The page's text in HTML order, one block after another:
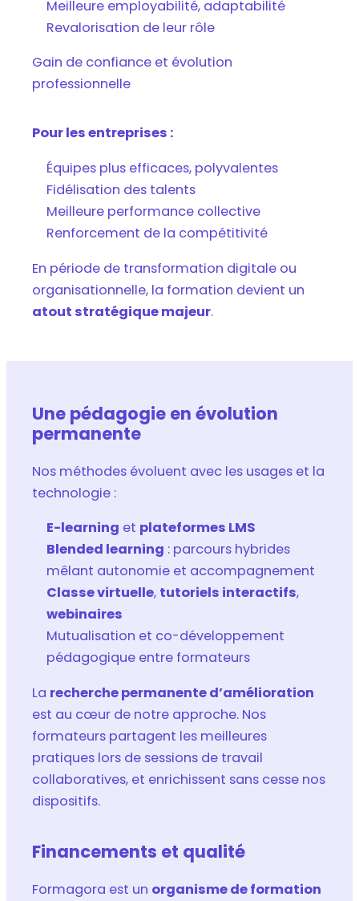
Meilleure employabilité, adaptabilité
Revalorisation de leur rôle
Gain de confiance et évolution
professionnelle
Pour les entreprises :
Équipes plus efficaces, polyvalentes
Fidélisation des talents
Meilleure performance collective
Renforcement de la compétitivité
En période de transformation digitale ou
organisationnelle, la formation devient un
atout stratégique majeur.
Une pédagogie en évolution
permanente
Nos méthodes évoluent avec les usages et la
technologie :
E-learning et plateformes LMS
Blended learning : parcours hybrides
mêlant autonomie et accompagnement
Classe virtuelle, tutoriels interactifs,
webinaires
Mutualisation et co-développement
pédagogique entre formateurs
La recherche permanente d’amélioration
est au cœur de notre approche. Nos
formateurs partagent les meilleures
pratiques lors de sessions de travail
collaboratives, et enrichissent sans cesse nos
dispositifs.
Financements et qualité
Formagora est un organisme de formation